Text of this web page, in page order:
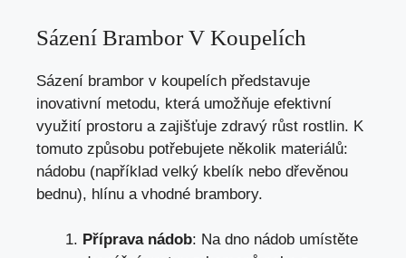
Sázení Brambor V Koupelích
Sázení brambor v koupelích představuje
inovativní metodu, která umožňuje efektivní
využití prostoru a zajišťuje zdravý růst rostlin. K
tomuto způsobu potřebujete několik materiálů:
nádobu (například velký kbelík nebo dřevěnou
bednu), hlínu a vhodné brambory.
Příprava nádob: Na dno nádob umístěte